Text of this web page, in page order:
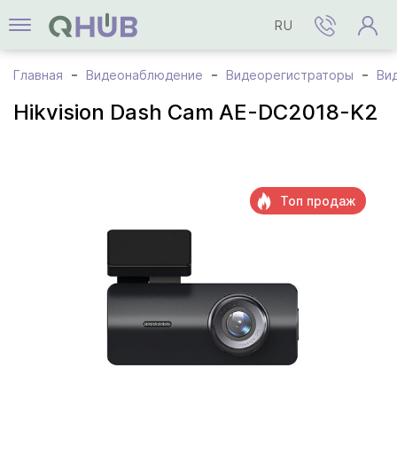
RU
Главная Видеонаблюдение Видеорегистраторы
Hikvision Dash Cam AE-DC2018-K2
Топ продаж